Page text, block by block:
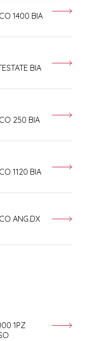
1400 BIA
BIA
250 BIA
1120 BIA
ANG.DX
1PZ